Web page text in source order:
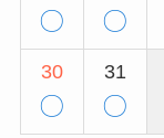
〇 〇
30
〇
31
〇